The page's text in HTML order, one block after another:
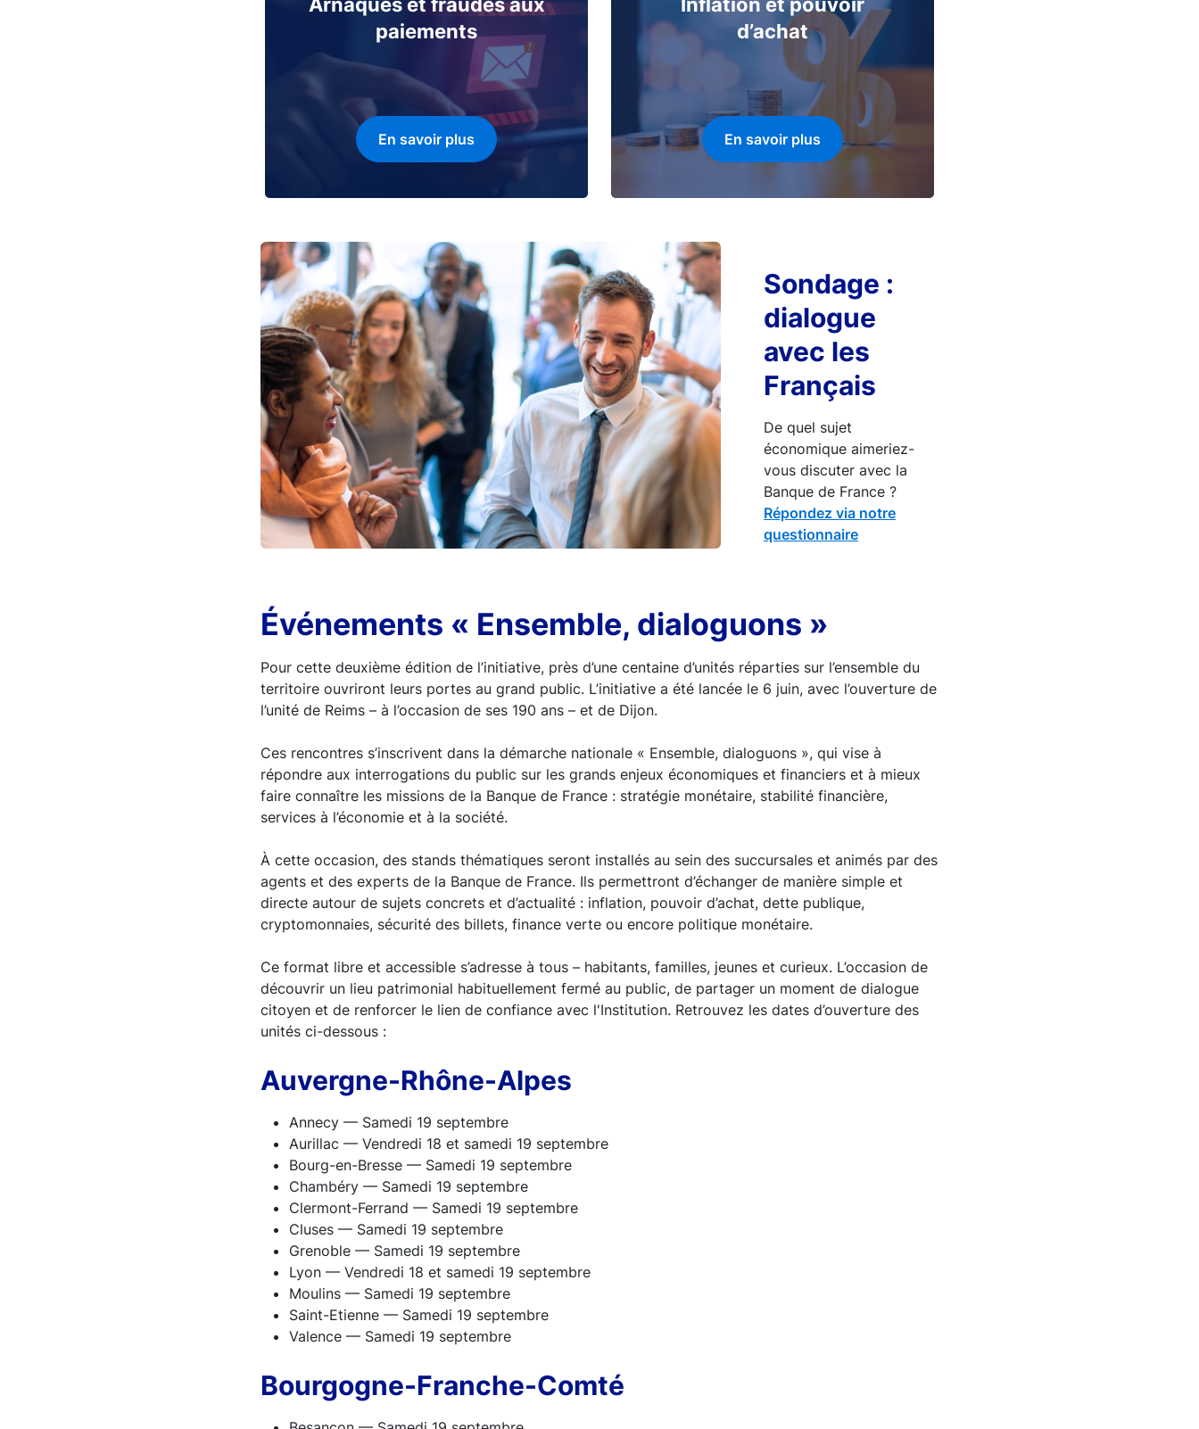
Arnaques et fraudes aux
paiements
En savoir plus
Inflation et pouvoir
d’achat
En savoir plus
Sondage :
dialogue
avec les
Français
De quel sujet
économique aimeriez-
vous discuter avec la
Banque de France ?
Répondez via notre
questionnaire
Événements « Ensemble, dialoguons »
Pour cette deuxième édition de l’initiative, près d’une centaine d’unités réparties sur l’ensemble du
territoire ouvriront leurs portes au grand public. L’initiative a été lancée le 6 juin, avec l’ouverture de
l’unité de Reims – à l’occasion de ses 190 ans – et de Dijon.
Ces rencontres s’inscrivent dans la démarche nationale « Ensemble, dialoguons », qui vise à
répondre aux interrogations du public sur les grands enjeux économiques et financiers et à mieux
faire connaître les missions de la Banque de France : stratégie monétaire, stabilité financière,
services à l’économie et à la société.
À cette occasion, des stands thématiques seront installés au sein des succursales et animés par des
agents et des experts de la Banque de France. Ils permettront d’échanger de manière simple et
directe autour de sujets concrets et d’actualité : inflation, pouvoir d’achat, dette publique,
cryptomonnaies, sécurité des billets, finance verte ou encore politique monétaire.
Ce format libre et accessible s’adresse à tous – habitants, familles, jeunes et curieux. L’occasion de
découvrir un lieu patrimonial habituellement fermé au public, de partager un moment de dialogue
citoyen et de renforcer le lien de confiance avec l'Institution. Retrouvez les dates d’ouverture des
unités ci-dessous :
Auvergne-Rhône-Alpes
Annecy — Samedi 19 septembre
Aurillac — Vendredi 18 et samedi 19 septembre
Bourg-en-Bresse — Samedi 19 septembre
Chambéry — Samedi 19 septembre
Clermont-Ferrand — Samedi 19 septembre
Cluses — Samedi 19 septembre
Grenoble — Samedi 19 septembre
Lyon — Vendredi 18 et samedi 19 septembre
Moulins — Samedi 19 septembre
Saint-Etienne — Samedi 19 septembre
Valence — Samedi 19 septembre
Bourgogne-Franche-Comté